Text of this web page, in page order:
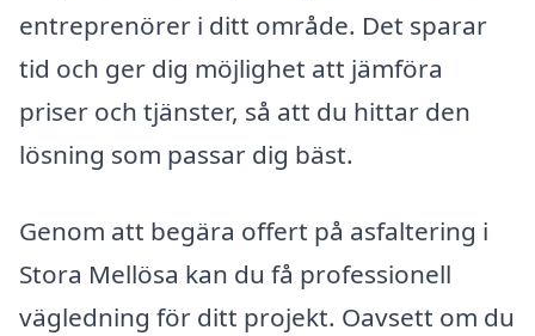
entreprenörer i ditt område. Det sparar
tid och ger dig möjlighet att jämföra
priser och tjänster, så att du hittar den
lösning som passar dig bäst.
Genom att begära offert på asfaltering i
Stora Mellösa kan du få professionell
vägledning för ditt projekt. Oavsett om du